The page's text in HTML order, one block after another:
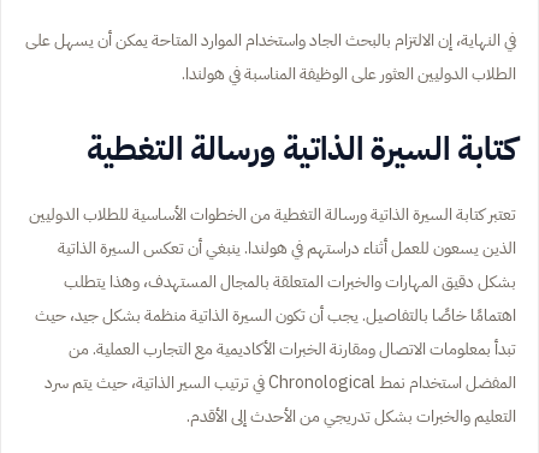
في النهاية، إن الالتزام بالبحث الجاد واستخدام الموارد المتاحة يمكن أن يسهل على
الطلاب الدوليين العثور على الوظيفة المناسبة في هولندا.
كتابة السيرة الذاتية ورسالة التغطية
تعتبر كتابة السيرة الذاتية ورسالة التغطية من الخطوات الأساسية للطلاب الدوليين
الذين يسعون للعمل أثناء دراستهم في هولندا. ينبغي أن تعكس السيرة الذاتية
بشكل دقيق المهارات والخبرات المتعلقة بالمجال المستهدف، وهذا يتطلب
اهتمامًا خاصًا بالتفاصيل. يجب أن تكون السيرة الذاتية منظمة بشكل جيد، حيث
تبدأ بمعلومات الاتصال ومقارنة الخبرات الأكاديمية مع التجارب العملية. من
المفضل استخدام نمط Chronological في ترتيب السير الذاتية، حيث يتم سرد
التعليم والخبرات بشكل تدريجي من الأحدث إلى الأقدم.